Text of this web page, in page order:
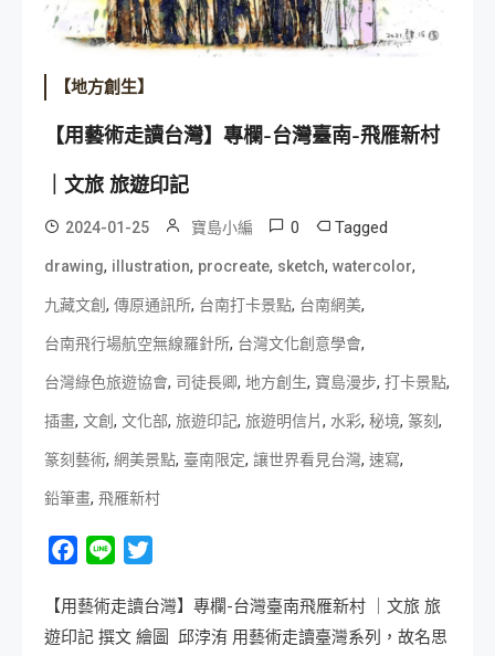
【地方創生】
【用藝術走讀台灣】專欄-台灣臺南-飛雁新村
｜文旅 旅遊印記
2024-01-25 寶島小編 0 Tagged
drawing, illustration, procreate, sketch, watercolor,
九藏文創 , 傳原通訊所, 台南打卡景點, 台南網美,
台南飛行場航空無線羅針所, 台灣文化創意學會,
台灣綠色旅遊協會, 司徒長卿, 地方創生, 寶島漫步, 打卡景點,
插畫, 文創 , 文化部, 旅遊印記, 旅遊明信片, 水彩, 秘境, 篆刻,
篆刻藝術, 網美景點, 臺南限定, 讓世界看見台灣, 速寫,
鉛筆畫, 飛雁新村
Facebook
Line
【用藝術走讀台灣】專欄-台灣臺南飛雁新村 ｜文旅 旅
遊印記 撰文 繪圖 邱浡洧 用藝術走讀臺灣系列，故名思